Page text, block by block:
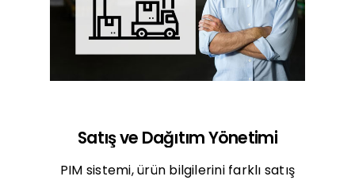
Satış ve Dağıtım Yönetimi
PIM sistemi, ürün bilgilerini farklı satış